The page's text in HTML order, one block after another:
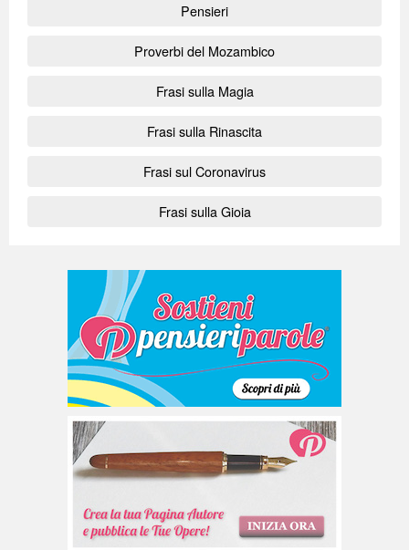
Pensieri
Proverbi del Mozambico
Frasi sulla Magia
Frasi sulla Rinascita
Frasi sul Coronavirus
Frasi sulla Gioia